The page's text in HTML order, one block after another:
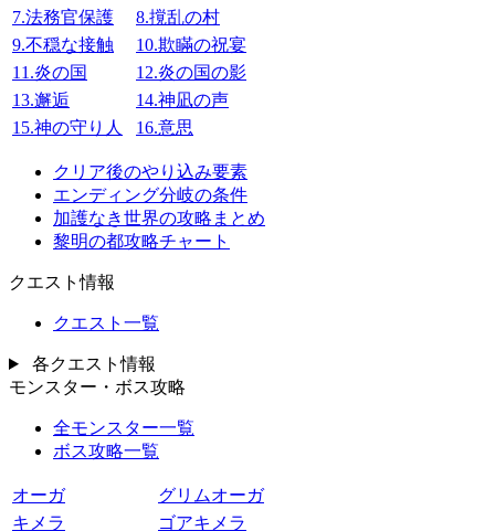
7.法務官保護
8.撹乱の村
9.不穏な接触
10.欺瞞の祝宴
11.炎の国
12.炎の国の影
13.邂逅
14.神凪の声
15.神の守り人
16.意思
クリア後のやり込み要素
エンディング分岐の条件
加護なき世界の攻略まとめ
黎明の都攻略チャート
クエスト情報
クエスト一覧
各クエスト情報
モンスター・ボス攻略
全モンスター一覧
ボス攻略一覧
オーガ
グリムオーガ
キメラ
ゴアキメラ